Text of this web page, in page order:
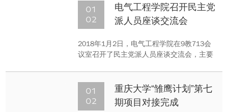
心”。来自中国人民大学国家发展与战略研究
院、社会与人口学院、经济学院和国家发改
委等单位的教师和学生参加了本次讲座。
01
02
电气工程学院召开民主党
派人员座谈交流会
2018年1月2日，电气工程学院在9教713会
议室召开了民主党派人员座谈交流会，主要
周林、副书记孟繁琦及学院民主党派教师代
表出席。
01
02
重庆大学“雏鹰计划”第七
期项目对接完成